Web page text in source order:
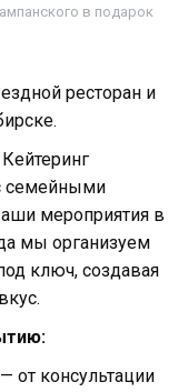
в подарок
ресторан и
Кейтеринг
семейными
мероприятия в
мы организуем
ключ, создавая
— от консультации